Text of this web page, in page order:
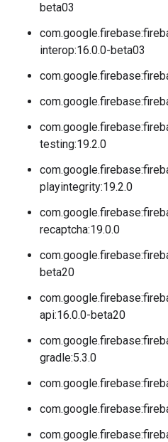
beta03
interop:16.0.0-beta03
testing:19.2.0
playintegrity:19.2.0
recaptcha:19.0.0
beta20
api:16.0.0-beta20
gradle:5.3.0